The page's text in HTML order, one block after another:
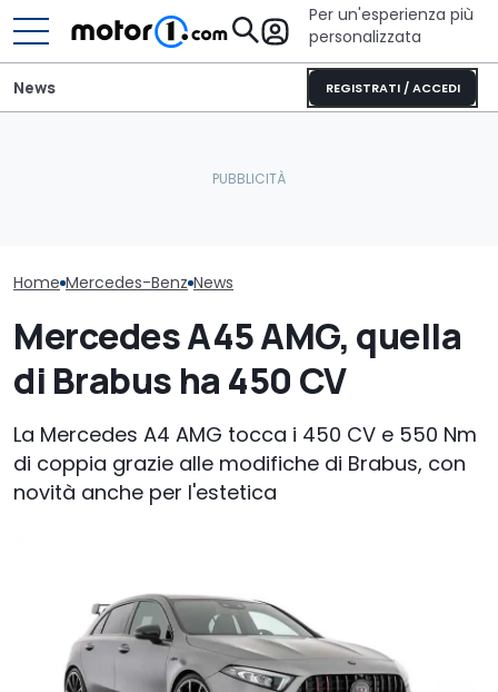
Per un'esperienza più
personalizzata
REGISTRATI / ACCEDI
News
Home Mercedes-Benz News
Mercedes A45 AMG, quella
di Brabus ha 450 CV
La Mercedes A4 AMG tocca i 450 CV e 550 Nm
di coppia grazie alle modifiche di Brabus, con
novità anche per l'estetica